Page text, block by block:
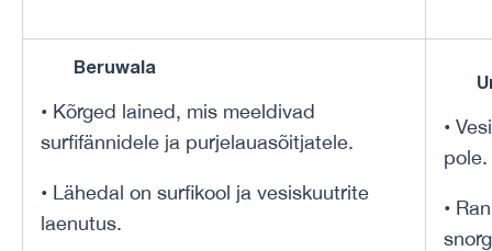
Beruwala
• Kõrged lained, mis meeldivad
surfifännidele ja purjelauasõitjatele.
• Lähedal on surfikool ja vesiskuutrite
laenutus.
•
pole.
•